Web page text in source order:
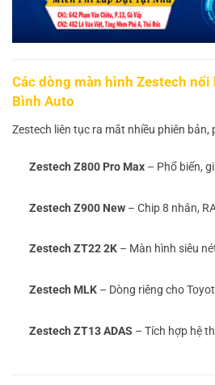
Các dòng màn hình Zestech
Bình Auto
Zestech liên tục ra mắt nhiều phiên
Zestech Z800 Pro Max– Phổ biến,
Zestech Z900 New– Chip 8 nhân,
Zestech ZT22 2K– Màn hình siêu
Zestech MLK– Dòng riêng cho
Zestech ZT13 ADAS – Tích hợp hệ